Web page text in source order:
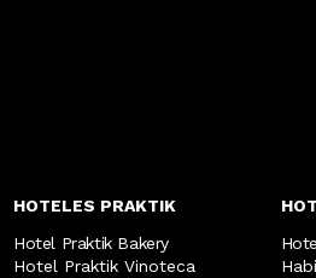
HOTELES PRAKTIK
Hotel Praktik Bakery
Hotel Praktik Vinoteca